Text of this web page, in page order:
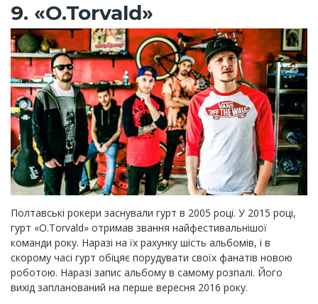
9. «O.Torvald»
Полтавські рокери заснували гурт в 2005 році. У 2015 році,
гурт «O.Torvald» отримав звання найфестивальнішої
команди року. Наразі на їх рахунку шість альбомів, і в
скорому часі гурт обіцяє порудувати своїх фанатів новою
роботою. Наразі запис альбому в самому розпалі. Його
вихід запланований на перше вересня 2016 року.